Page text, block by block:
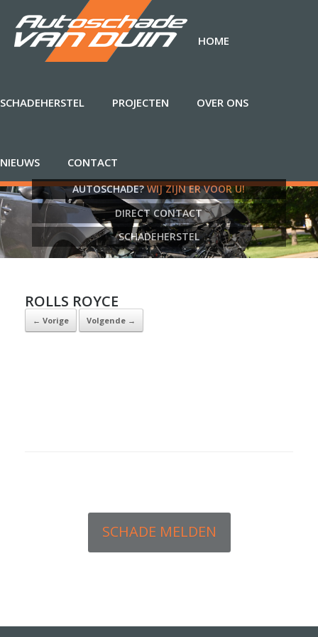
HOME
SCHADEHERSTEL PROJECTEN OVER ONS
NIEUWS CONTACT
AUTOSCHADE?WIJ ZIJN ER VOOR U!
DIRECT CONTACT
SCHADEHERSTEL
ROLLS ROYCE
← Vorige Volgende →
SCHADE MELDEN